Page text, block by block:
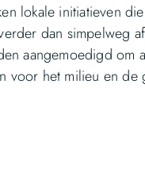
lokale initiatieven
dan simpelweg
aangemoedigd
voor het milieu en de